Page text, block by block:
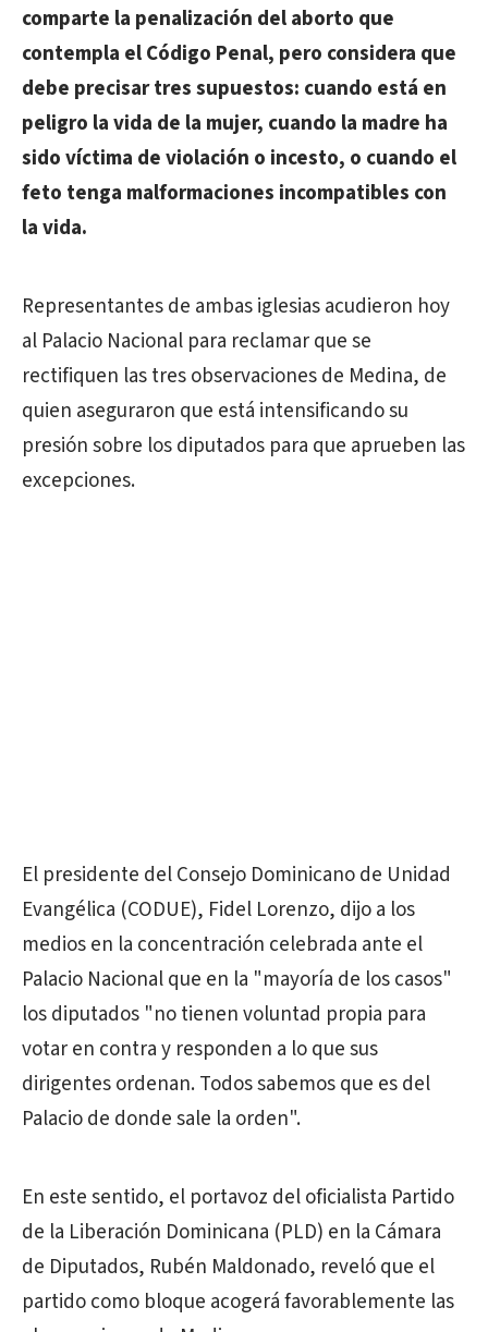
comparte la penalización del aborto que
contempla el Código Penal, pero considera que
debe precisar tres supuestos: cuando está en
peligro la vida de la mujer, cuando la madre ha
sido víctima de violación o incesto, o cuando el
feto tenga malformaciones incompatibles con
la vida.
Representantes de ambas iglesias acudieron hoy
al Palacio Nacional para reclamar que se
rectifiquen las tres observaciones de Medina, de
quien aseguraron que está intensificando su
presión sobre los diputados para que aprueben las
excepciones.
El presidente del Consejo Dominicano de Unidad
Evangélica (CODUE), Fidel Lorenzo, dijo a los
medios en la concentración celebrada ante el
Palacio Nacional que en la "mayoría de los casos"
los diputados "no tienen voluntad propia para
votar en contra y responden a lo que sus
dirigentes ordenan. Todos sabemos que es del
Palacio de donde sale la orden".
En este sentido, el portavoz del oficialista Partido
de la Liberación Dominicana (PLD) en la Cámara
de Diputados, Rubén Maldonado, reveló que el
partido como bloque acogerá favorablemente las